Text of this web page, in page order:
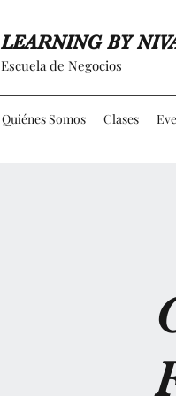
LEARNING BY
Escuela de Negocios
Quiénes Somos Clases